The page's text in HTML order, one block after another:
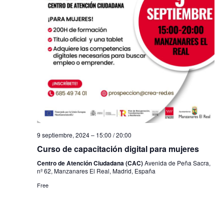
9 septiembre, 2024 – 15:00 /20:00
Curso de capacitación digital para mujeres
Centro de Atención Ciudadana (CAC)Avenida de Peña Sacra,
nº 62, Manzanares El Real, Madrid, España
Free